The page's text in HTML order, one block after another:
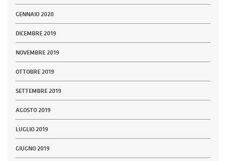
GENNAIO 2020
DICEMBRE 2019
NOVEMBRE 2019
OTTOBRE 2019
SETTEMBRE 2019
AGOSTO 2019
LUGLIO 2019
GIUGNO 2019